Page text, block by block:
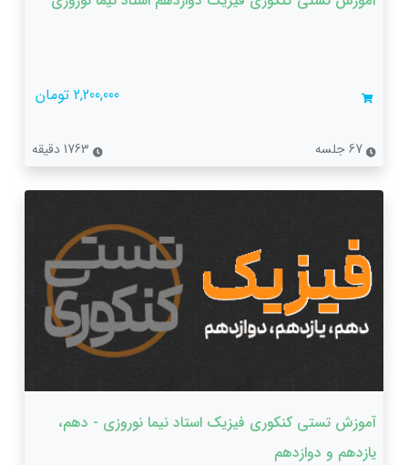
2,200,000 تومان
آموزش تستی کنکوری فیزیک استاد نیما نوروزی - دهم،
یازدهم و دوازدهم